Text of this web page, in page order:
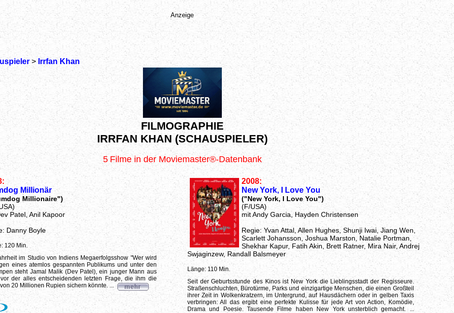
> Irrfan Khan
FILMOGRAPHIE
IRRFAN KHAN (SCHAUSPIELER)
5 Filme in der Moviemaster®-Datenbank
Millionär
Millionaire")
Patel, Anil Kapoor
Danny Boyle
120 Min.
im Studio von Indiens Megaerfolgsshow "Wer wird
eines atemlos gespannten Publikums und unter den
steht Jamal Malik (Dev Patel), ein junger Mann aus
der alles entscheidenden letzten Frage, die ihm die
20 Millionen Rupien sichern könnte. ...
2008:
New York, I Love You
("New York, I Love You")
(F/USA)
mit Andy Garcia, Hayden Christensen
Regie: Yvan Attal, Allen Hughes, Shunji Iwai, Jiang Wen,
Scarlett Johansson, Joshua Marston, Natalie Portman,
Shekhar Kapur, Fatih Akin, Brett Ratner, Mira Nair, Andrej
Swjaginzew, Randall Balsmeyer
Länge: 110 Min.
Seit der Geburtsstunde des Kinos ist New York die Lieblingsstadt der Regisseure.
Straßenschluchten, Bürotürme, Parks und einzigartige Menschen, die einen Großteil
ihrer Zeit in Wolkenkratzern, im Untergrund, auf Hausdächern oder in gelben Taxis
verbringen: All das ergibt eine perfekte Kulisse für jede Art von Action, Komödie,
Drama und Poesie. Tausende Filme haben New York unsterblich gemacht. ...
Anzeige